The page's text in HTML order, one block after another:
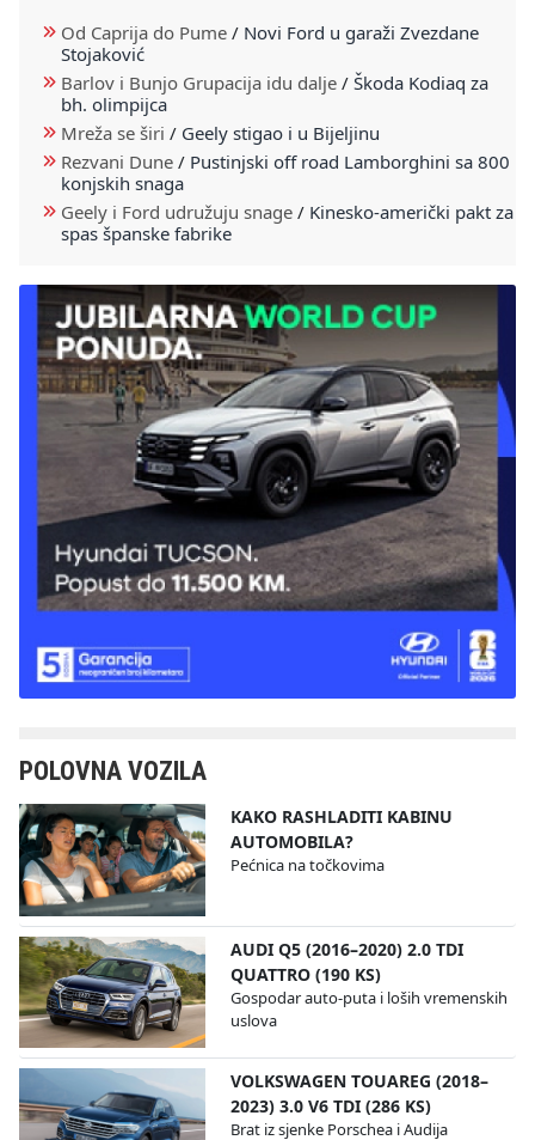
Od Caprija do Pume / Novi Ford u garaži Zvezdane
Stojaković
Barlov i Bunjo Grupacija idu dalje / Škoda Kodiaq za
bh. olimpijca
Mreža se širi / Geely stigao i u Bijeljinu
Rezvani Dune / Pustinjski off road Lamborghini sa 800
konjskih snaga
Geely i Ford udružuju snage / Kinesko-američki pakt za
spas španske fabrike
POLOVNA VOZILA
KAKO RASHLADITI KABINU
AUTOMOBILA?
Pećnica na točkovima
AUDI Q5 (2016–2020) 2.0 TDI
QUATTRO (190 KS)
Gospodar auto-puta i loših vremenskih
uslova
VOLKSWAGEN TOUAREG (2018–
2023) 3.0 V6 TDI (286 KS)
Brat iz sjenke Porschea i Audija